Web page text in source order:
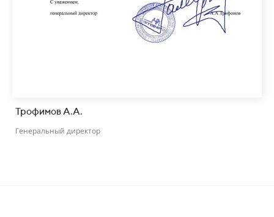
Трофимов А.А.
Генеральный директор